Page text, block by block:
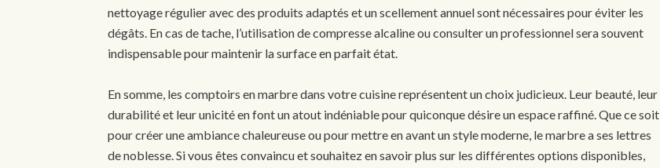
nettoyage régulier avec des produits adaptés et un scellement annuel sont nécessaires pour éviter les
dégâts. En cas de tache, l’utilisation de compresse alcaline ou consulter un professionnel sera souvent
indispensable pour maintenir la surface en parfait état.
En somme, les comptoirs en marbre dans votre cuisine représentent un choix judicieux. Leur beauté, leur
durabilité et leur unicité en font un atout indéniable pour quiconque désire un espace raffiné. Que ce soit
pour créer une ambiance chaleureuse ou pour mettre en avant un style moderne, le marbre a ses lettres
de noblesse. Si vous êtes convaincu et souhaitez en savoir plus sur les différentes options disponibles,